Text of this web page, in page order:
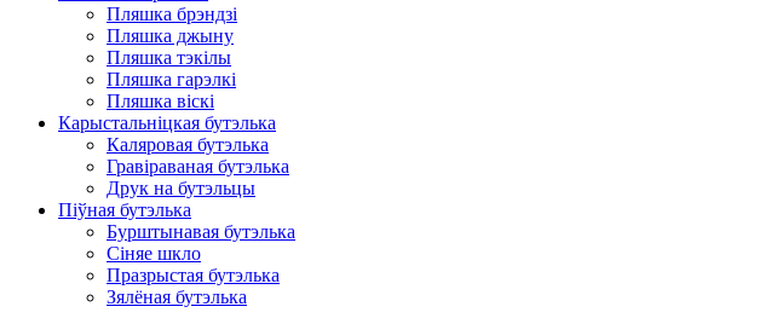
Пляшка брэндзі
Пляшка джыну
Пляшка тэкілы
Пляшка гарэлкі
Пляшка віскі
Карыстальніцкая бутэлька
Каляровая бутэлька
Гравіраваная бутэлька
Друк на бутэльцы
Піўная бутэлька
Бурштынавая бутэлька
Сіняе шкло
Празрыстая бутэлька
Зялёная бутэлька